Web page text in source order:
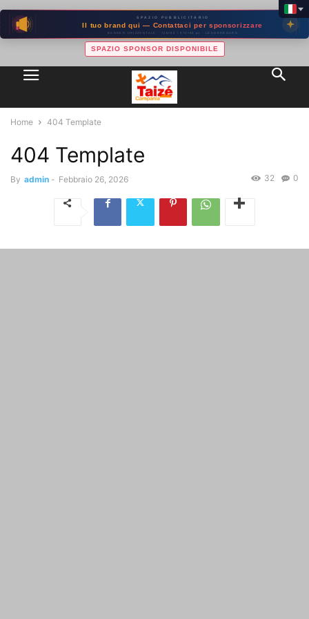
SPAZIO PUBBLICITARIO
Il tuo brand qui — Contattaci per sponsorizzare
BANNER ORIZZONTALE · 728×90 / 970×90 px · LEADERBOARD
SPAZIO SPONSOR DISPONIBILE
Home 404 Template
404 Template
By admin - Febbraio 26, 2026 0
32